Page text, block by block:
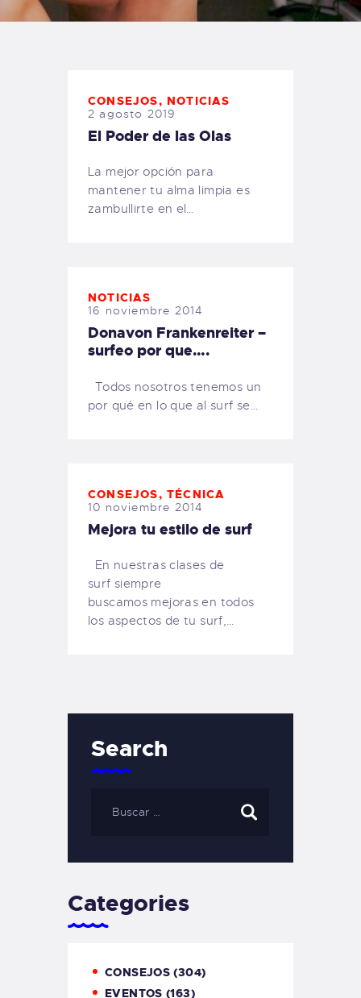
TIENDA FAMILY SURFERS
CONSEJOS, NOTICIAS
2 agosto 2019
El Poder de las Olas
La mejor opción para
mantener tu alma limpia es
zambullirte en el…
NOTICIAS
16 noviembre 2014
Donavon Frankenreiter –
surfeo por que….
Todos nosotros tenemos un
por qué en lo que al surf se…
CONSEJOS,TÉCNICA
10 noviembre 2014
Mejora tu estilo de surf
En nuestras clases de
surf siempre
buscamos mejoras en todos
los aspectos de tu surf,…
Search
Categories
CONSEJOS (304)
EVENTOS (163)